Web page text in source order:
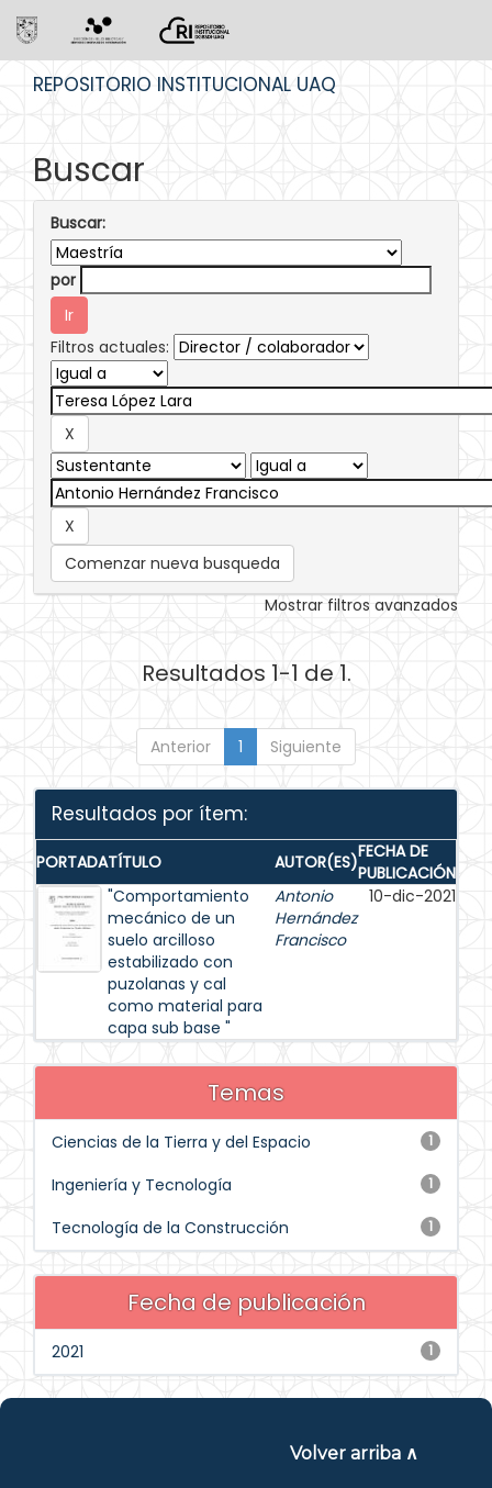
REPOSITORIO INSTITUCIONAL UAQ
Buscar
Buscar:
por
Filtros actuales:
Comenzar nueva busqueda
Mostrar filtros avanzados
Resultados 1-1 de 1.
Anterior 1 Siguiente
Resultados por ítem:
PORTADATÍTULO AUTOR(ES)FECHA DE
PUBLICACIÓN
"Comportamiento
mecánico de un
suelo arcilloso
estabilizado con
puzolanas y cal
como material para
capa sub base "
Antonio
Hernández
Francisco
10-dic-2021
Temas
1
Ciencias de la Tierra y del Espacio
1
Ingeniería y Tecnología
1
Tecnología de la Construcción
Fecha de publicación
1
2021
Volver arriba ∧